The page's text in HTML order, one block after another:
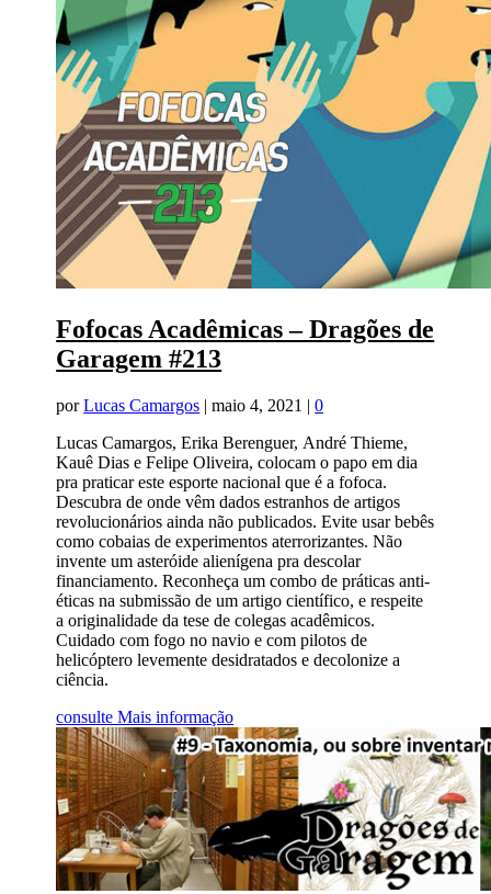
Fofocas Acadêmicas – Dragões de
Garagem #213
porLucas Camargos |maio 4, 2021 |0
Lucas Camargos, Erika Berenguer, André Thieme,
Kauê Dias e Felipe Oliveira, colocam o papo em dia
pra praticar este esporte nacional que é a fofoca.
Descubra de onde vêm dados estranhos de artigos
revolucionários ainda não publicados. Evite usar bebês
como cobaias de experimentos aterrorizantes. Não
invente um asteróide alienígena pra descolar
financiamento. Reconheça um combo de práticas anti-
éticas na submissão de um artigo científico, e respeite
a originalidade da tese de colegas acadêmicos.
Cuidado com fogo no navio e com pilotos de
helicóptero levemente desidratados e decolonize a
ciência.
consulte Mais informação